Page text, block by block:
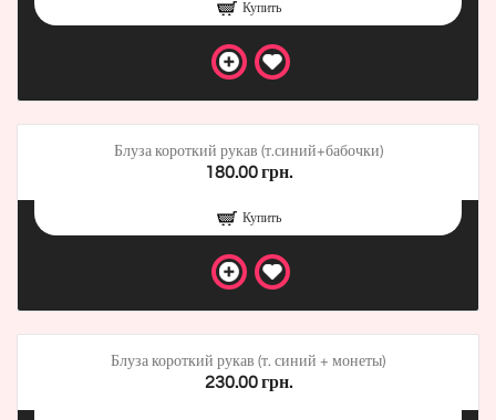
Купить
Блуза короткий рукав (т.синий+бабочки)
180.00 грн.
Купить
Блуза короткий рукав (т. синий + монеты)
230.00 грн.